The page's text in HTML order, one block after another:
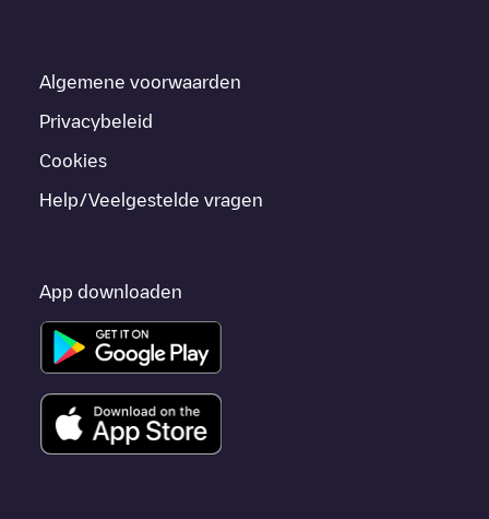
Algemene voorwaarden
Privacybeleid
Cookies
Help/Veelgestelde vragen
App downloaden